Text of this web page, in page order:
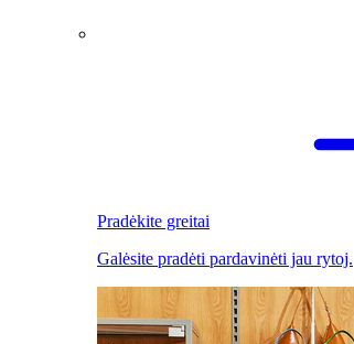
Pradėkite greitai
Galėsite pradėti pardavinėti jau rytoj.